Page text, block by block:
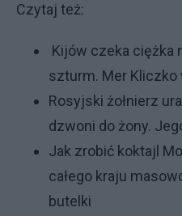
Czytaj też:
Kijów czeka ciężka
szturm. Mer Kliczko
Rosyjski żołnierz
dzwoni do żony.
Jak zrobić koktajl
całego kraju
butelki